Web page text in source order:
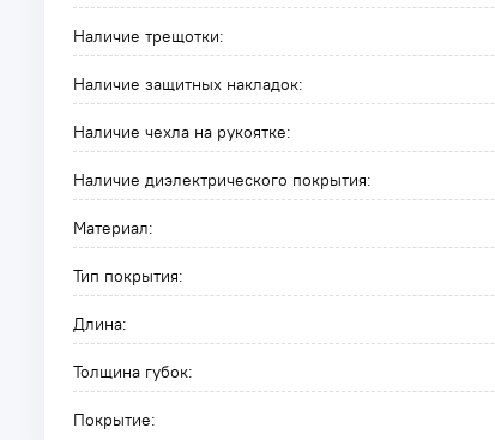
Наличие трещотки:
Наличие защитных накладок:
Наличие чехла на рукоятке:
Наличие диэлектрического покрытия:
Материал:
Тип покрытия:
Длина:
Толщина губок:
Покрытие: